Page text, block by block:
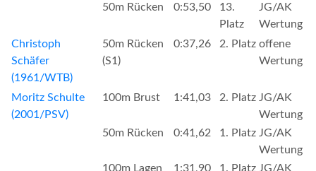
50m Rücken
0:53,50
13.
Platz
JG/AK
Wertung
Christoph
Schäfer
(1961/WTB)
50m Rücken
(S1)
0:37,26 2. Platz offene
Wertung
Moritz Schulte
(2001/PSV)
100m Brust 1:41,03 2. Platz JG/AK
Wertung
50m Rücken
0:41,62 1. Platz JG/AK
Wertung
100m Lagen
1:31,90 1. Platz JG/AK